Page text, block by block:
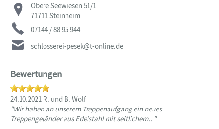
Obere Seewiesen 51/1
71711 Steinheim
07144 / 88 95 944
schlosserei-pesek@t-online.de
Bewertungen
24.10.2021 R. und B. Wolf
"Wir haben an unserem Treppenaufgang ein neues
Treppengeländer aus Edelstahl mit seitlichem..."